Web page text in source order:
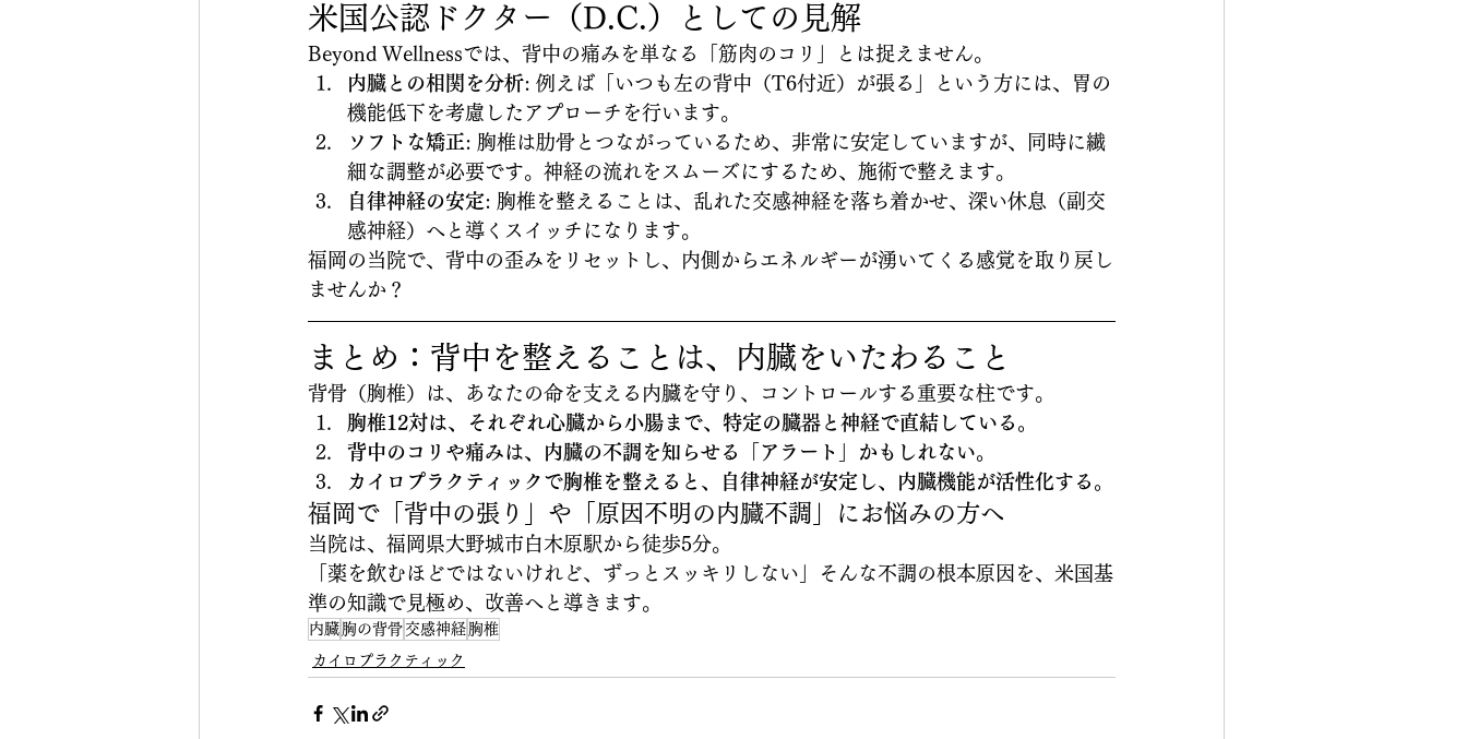
米国公認ドクター（D.C.）としての見解
Beyond Wellnessでは、背中の痛みを単なる「筋肉のコリ」とは捉えません。
内臓との相関を分析: 例えば「いつも左の背中（T6付近）が張る」という方には、胃の
機能低下を考慮したアプローチを行います。
ソフトな矯正: 胸椎は肋骨とつながっているため、非常に安定していますが、同時に繊
細な調整が必要です。神経の流れをスムーズにするため、施術で整えます。
自律神経の安定: 胸椎を整えることは、乱れた交感神経を落ち着かせ、深い休息（副交
感神経）へと導くスイッチになります。
福岡の当院で、背中の歪みをリセットし、内側からエネルギーが湧いてくる感覚を取り戻し
ませんか？
まとめ：背中を整えることは、内臓をいたわること
背骨（胸椎）は、あなたの命を支える内臓を守り、コントロールする重要な柱です。
胸椎12対は、それぞれ心臓から小腸まで、特定の臓器と神経で直結している。
背中のコリや痛みは、内臓の不調を知らせる「アラート」かもしれない。
カイロプラクティックで胸椎を整えると、自律神経が安定し、内臓機能が活性化する。
福岡で「背中の張り」や「原因不明の内臓不調」にお悩みの方へ
当院は、福岡県大野城市白木原駅から徒歩5分。
「薬を飲むほどではないけれど、ずっとスッキリしない」そんな不調の根本原因を、米国基
準の知識で見極め、改善へと導きます。
内臓 胸の背骨 交感神経 胸椎
カイロプラクティック